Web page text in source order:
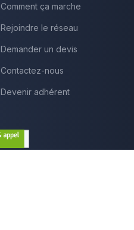
Comment ça marche
Rejoindre le réseau
Demander un devis
Contactez-nous
Devenir adhérent